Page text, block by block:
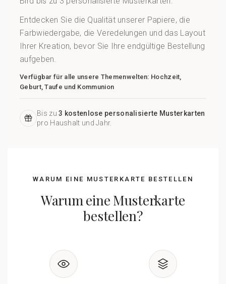
Glückwunschkarte
Baumwollsäckchen
Seife
Baumwollsäckchen
Baumwollsäckchen
Mini Glasflasche
Alle Accessoires
Alle Geschenkkarten
Feste & Anlässe
Seife
Baumwollsäckchen
Entdecken Sie die Qualität unserer Papiere, die
Farbwiedergabe, die Veredelungen und das Layout
Ihrer Kreation, bevor Sie Ihre endgültige Bestellung
aufgeben.
Verfügbar für alle unsere Themenwelten: Hochzeit,
Geburt, Taufe und Kommunion
Bis zu 3 kostenlose personalisierte Musterkarten
pro Haushalt und Jahr.
WARUM EINE MUSTERKARTE BESTELLEN
Warum eine Musterkarte
bestellen?